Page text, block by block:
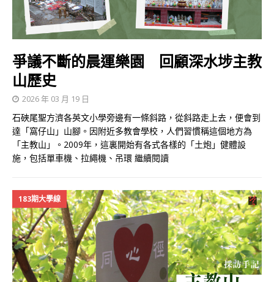
爭議不斷的晨運樂園 回顧深水埗主教
山歷史
2026 年 03 月 19 日
石硤尾聖方濟各英文小學旁邊有一條斜路，從斜路走上去，便會到
達「窩仔山」山腳。因附近多教會學校，人們習慣稱這個地方為
「主教山」。2009年，這裏開始有各式各樣的「土炮」健體設
施，包括單車機、拉繩機、吊環 繼續閱讀
183期大學線